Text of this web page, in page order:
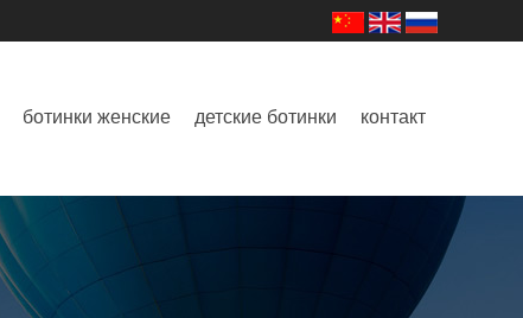
ботинки женские детские ботинки контакт